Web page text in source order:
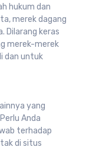
hukum dan
merek dagang
Dilarang keras
merek-merek
dan untuk
yang
Anda
terhadap
di situs